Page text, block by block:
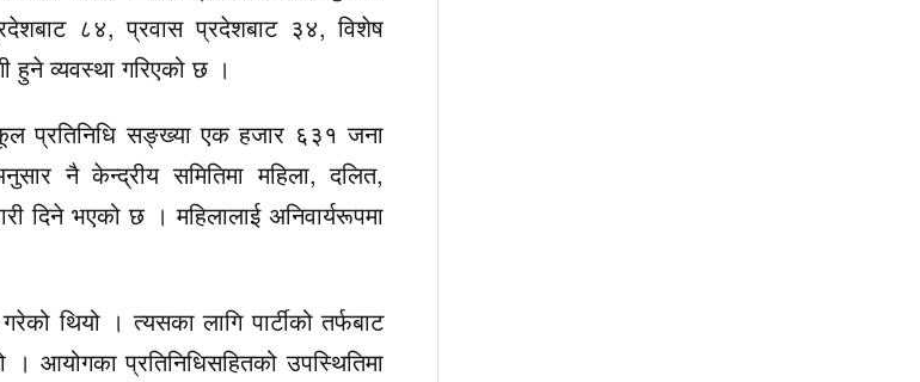
८४, प्रवास प्रदेशबाट ३४, विशेष
हुने व्यवस्था गरिएको छ ।
प्रतिनिधि सङ्ख्या एक हजार ६३१ जना
नै केन्द्रीय समितिमा महिला, दलित,
दिने भएको छ । महिलालाई अनिवार्यरूपमा
थियो । त्यसका लागि पार्टीको तर्फबाट
। आयोगका प्रतिनिधिसहितको उपस्थितिमा